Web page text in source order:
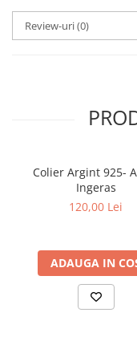
Review-uri(0)
Colier Argint 925- Aripa
Ingeras
120,00 Lei
ADAUGA IN